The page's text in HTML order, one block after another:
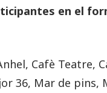
en el
Cafè Teatre,
36, Mar de pins,